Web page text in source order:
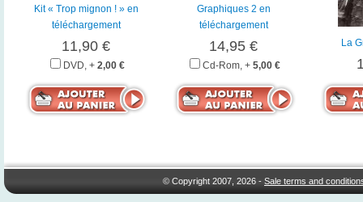
Kit « Trop mignon ! » en
téléchargement
11,90 €
DVD, + 2,00 €
Graphiques 2 en
téléchargement
14,95 €
Cd-Rom, + 5,00 €
La
© Copyright 2007, 2026 -Sale terms and